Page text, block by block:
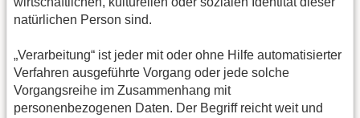
natürlichen Person sind.
„Verarbeitung“ ist jeder mit oder ohne Hilfe automatisierter
Verfahren ausgeführte Vorgang oder jede solche
Vorgangsreihe im Zusammenhang mit
personenbezogenen Daten. Der Begriff reicht weit und